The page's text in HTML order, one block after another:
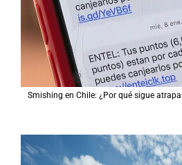
Smishing en Chile: ¿Por qué sigue